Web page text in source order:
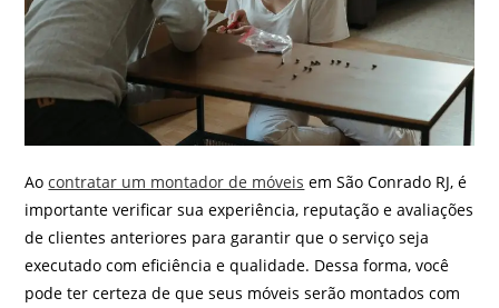
Aocontratar um montador de móveis em São Conrado RJ, é
importante verificar sua experiência, reputação e avaliações
de clientes anteriores para garantir que o serviço seja
executado com eficiência e qualidade. Dessa forma, você
pode ter certeza de que seus móveis serão montados com